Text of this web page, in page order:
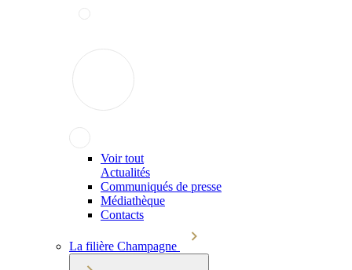
Voir tout
Actualités
Communiqués de presse
Médiathèque
Contacts
La filière Champagne